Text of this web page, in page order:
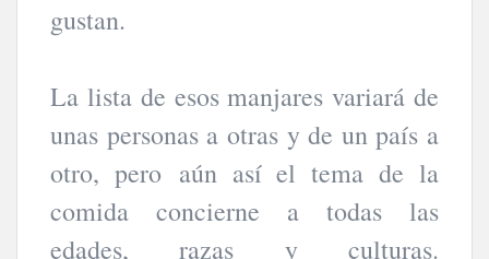
gustan.
La lista de esos manjares variará de
unas personas a otras y de un país a
otro, pero aún así el tema de la
comida concierne a todas las
edades, razas y culturas.